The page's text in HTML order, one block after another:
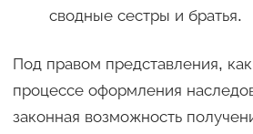
сводные сестры и братья.
Под правом представления,
процессе оформления
законная возможность